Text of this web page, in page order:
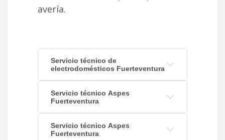
avería.
Servicio técnico de
electrodomésticos Fuerteventura
Servicio técnico Aspes
Fuerteventura
Servicio técnico Aspes
Fuerteventura